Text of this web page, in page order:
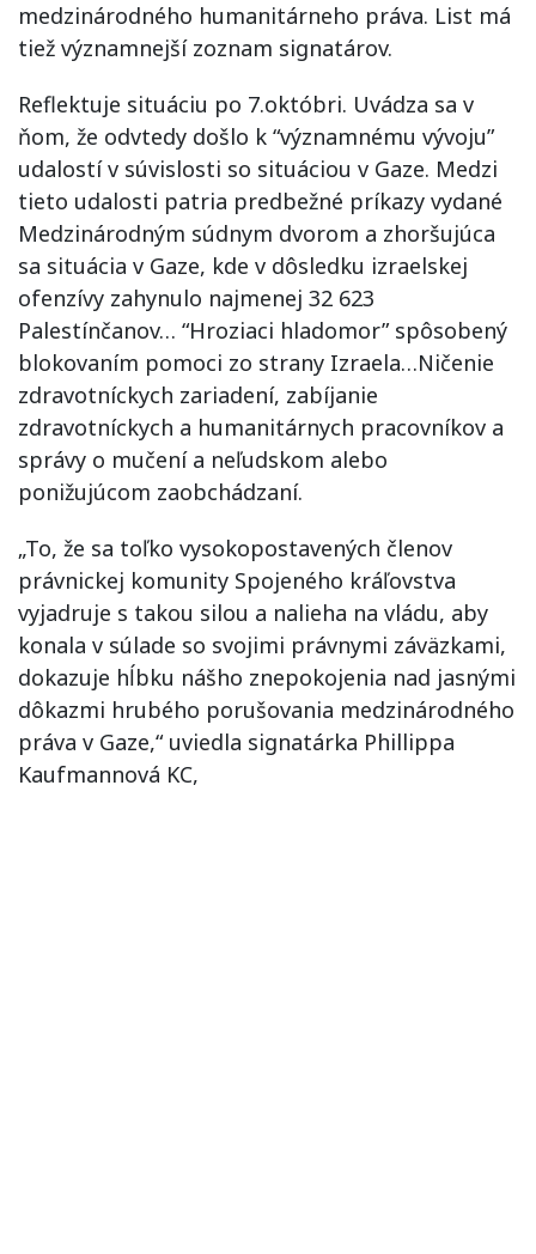
medzinárodného humanitárneho práva. List má
tiež významnejší zoznam signatárov.
Reflektuje situáciu po 7.októbri. Uvádza sa v
ňom, že odvtedy došlo k “významnému vývoju”
udalostí v súvislosti so situáciou v Gaze. Medzi
tieto udalosti patria predbežné príkazy vydané
Medzinárodným súdnym dvorom a zhoršujúca
sa situácia v Gaze, kde v dôsledku izraelskej
ofenzívy zahynulo najmenej 32 623
Palestínčanov… “Hroziaci hladomor” spôsobený
blokovaním pomoci zo strany Izraela…Ničenie
zdravotníckych zariadení, zabíjanie
zdravotníckych a humanitárnych pracovníkov a
správy o mučení a neľudskom alebo
ponižujúcom zaobchádzaní.
„To, že sa toľko vysokopostavených členov
právnickej komunity Spojeného kráľovstva
vyjadruje s takou silou a nalieha na vládu, aby
konala v súlade so svojimi právnymi záväzkami,
dokazuje hĺbku nášho znepokojenia nad jasnými
dôkazmi hrubého porušovania medzinárodného
práva v Gaze,“ uviedla signatárka Phillippa
Kaufmannová KC,